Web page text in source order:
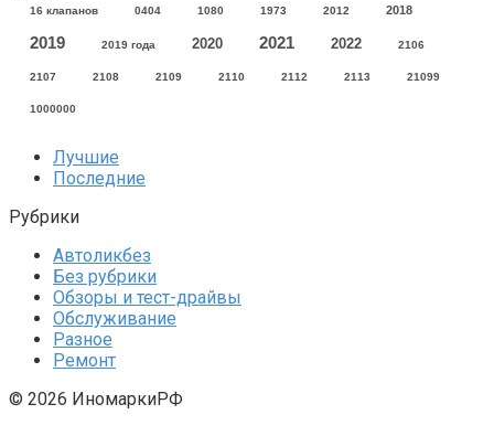
16 клапанов 0404 1080 1973 2012 2018
2019 2019 года 2020 2021 2022 2106
2107 2108 2109 2110 2112 2113 21099
1000000
Лучшие
Последние
Рубрики
Автоликбез
Без рубрики
Обзоры и тест-драйвы
Обслуживание
Разное
Ремонт
© 2026 ИномаркиРФ